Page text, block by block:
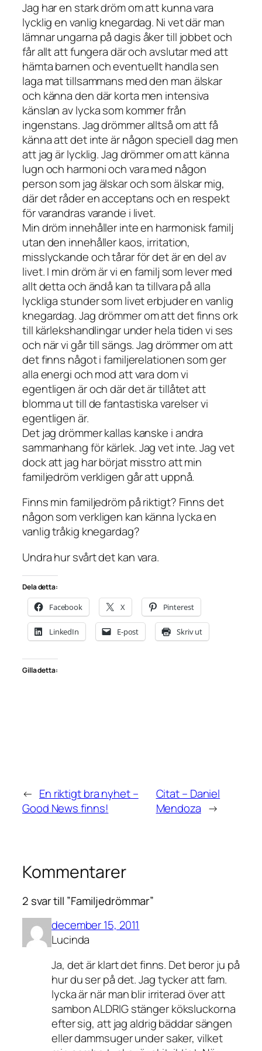
Jag har en stark dröm om att kunna vara
lycklig en vanlig knegardag. Ni vet där man
lämnar ungarna på dagis åker till jobbet och
får allt att fungera där och avslutar med att
hämta barnen och eventuellt handla sen
laga mat tillsammans med den man älskar
och känna den där korta men intensiva
känslan av lycka som kommer från
ingenstans. Jag drömmer alltså om att få
känna att det inte är någon speciell dag men
att jag är lycklig. Jag drömmer om att känna
lugn och harmoni och vara med någon
person som jag älskar och som älskar mig,
där det råder en acceptans och en respekt
för varandras varande i livet.
Min dröm innehåller inte en harmonisk familj
utan den innehåller kaos, irritation,
misslyckande och tårar för det är en del av
livet. I min dröm är vi en familj som lever med
allt detta och ändå kan ta tillvara på alla
lyckliga stunder som livet erbjuder en vanlig
knegardag. Jag drömmer om att det finns ork
till kärlekshandlingar under hela tiden vi ses
och när vi går till sängs. Jag drömmer om att
det finns något i familjerelationen som ger
alla energi och mod att vara dom vi
egentligen är och där det är tillåtet att
blomma ut till de fantastiska varelser vi
egentligen är.
Det jag drömmer kallas kanske i andra
sammanhang för kärlek. Jag vet inte. Jag vet
dock att jag har börjat misstro att min
familjedröm verkligen går att uppnå.
Finns min familjedröm på riktigt? Finns det
någon som verkligen kan känna lycka en
vanlig tråkig knegardag?
Undra hur svårt det kan vara.
Dela detta:
Facebook X Pinterest
LinkedIn E-post Skriv ut
Gilla detta:
← En riktigt bra nyhet –
Good News finns!
Citat – Daniel
Mendoza →
Kommentarer
2 svar till ”Familjedrömmar”
december 15, 2011
Lucinda
Ja, det är klart det finns. Det beror ju på
hur du ser på det. Jag tycker att fam.
lycka är när man blir irriterad över att
sambon ALDRIG stänger köksluckorna
efter sig, att jag aldrig bäddar sängen
eller dammsuger under saker, vilket